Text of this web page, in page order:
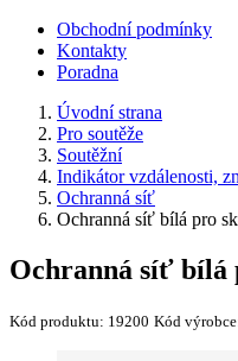
Obchodní podmínky
Kontakty
Poradna
Úvodní strana
Pro soutěže
Soutěžní
Indikátor vzdálenosti,
Ochranná síť
Ochranná síť bílá pro
Ochranná síť bílá
Kód produktu: 19200 Kód